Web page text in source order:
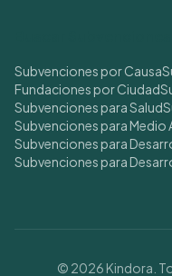
Subvenciones por Causa
Fundaciones por Ciudad
Subvenciones para Salud
Subvenciones para Medio
Subvenciones para
Subvenciones para
© 2026 Kindora.